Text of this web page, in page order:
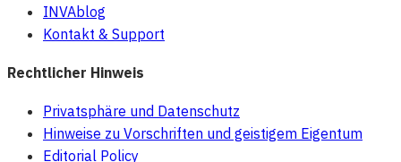
INVAblog
Kontakt & Support
Rechtlicher Hinweis
Privatsphäre und Datenschutz
Hinweise zu Vorschriften und geistigem Eigentum
Editorial Policy